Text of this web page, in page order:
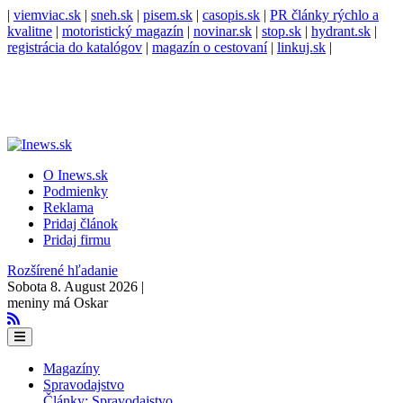
| viemviac.sk | sneh.sk | pisem.sk | casopis.sk | PR články rýchlo a
kvalitne | motoristický magazín | novinar.sk | stop.sk | hydrant.sk |
registrácia do katalógov | magazín o cestovaní| linkuj.sk |
O Inews.sk
Podmienky
Reklama
Pridaj článok
Pridaj firmu
Rozšírené hľadanie
Sobota 8. August 2026 |
meniny má Oskar
Magazíny
Spravodajstvo